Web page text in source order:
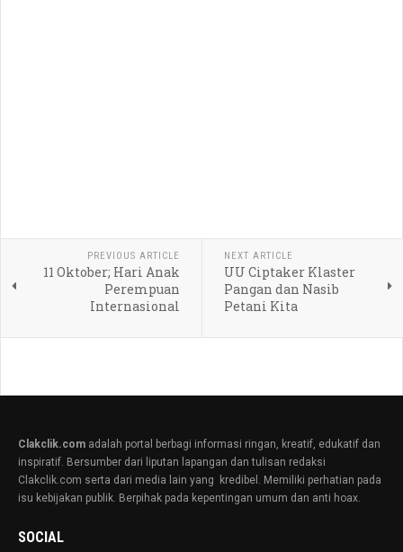
PREVIOUS ARTICLE
11 Oktober; Hari Anak
Perempuan
Internasional
NEXT ARTICLE
UU Ciptaker Klaster
Pangan dan Nasib
Petani Kita
Clakclik.com adalah portal berbagi informasi ringan, kreatif, edukatif dan
inspiratif. Bersumber dari liputan lapangan dan tulisan redaksi
Clakclik.com serta dari media lain yang kredibel. Memiliki perhatian pada
isu kebijakan publik. Berpihak pada kepentingan umum dan anti hoax.
SOCIAL